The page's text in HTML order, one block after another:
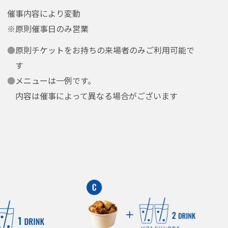
催事内容により変動
※原則催事日のみ営業
●原則チケットをお持ちの来場者のみご利用可能で
す
●メニューは一例です。
内容は催事によって異なる場合がございます